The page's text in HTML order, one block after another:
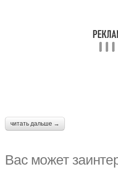
читать дальше →
Вас может